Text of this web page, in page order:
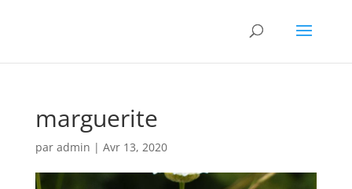
marguerite
par admin | Avr 13, 2020